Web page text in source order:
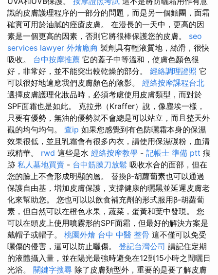
識的皮膚護理程序的一部分的問題，而是另一個麵團，面霜
確實可用於油膩的痤瘡皮膚。 在漫長的一天中，更高的因
素是一個更高的因素，否則它將很棒保護您的皮膚。 seo
services lawyer 外燴廠商 製劑具有輕液質地，絲滑，很快
吸收。 台中按摩推薦 它的蓋子中等溫和，使膚色顏色很
好，非常好，並不能突出較乾燥的部分。 經絡調理證照 它
可以很好地適應我們皮膚顏色的陰影。 經絡按摩課程台北
選擇皮膚護理化妝品時，必須考慮使用皮膚類型，而對於
SPF面霜也是如此。 克拉弗（Kraffer）說，像塵埃一樣，
只要有優勢，無油的優勢就不會總是可以站立，而且整天外
觀的均勻均勻。 查ip 如果您感覺到有色防曬霜本身的保濕
效果很低，並且乳霜會有很多內衣，請使用保濕碳粉，血清
或精華。 rwd 這些是水 經絡按摩教學 - 記帳士 準備 ptt 痕
跡 私人墓地買賣 - 台中筋膜刀放鬆 吸收水合的面部，但在
您的臉上不會形成明顯的層。 替換β-胡蘿蔔素也可以通過
保護自由基，增加皮膚保護，支撐健康的曬黑並延遲皮膚老
化來幫助您。 您也可以以飲食補充劑的形式服用β-胡蘿蔔
素，但自然可以在橙色水果，蔬菜，蛋黃和葉中發現。 您
可以在頭皮上使用噴霧形的SPF面霜，但最好的解決方案是
戴帽子或帽子。 桃園外燴 台中 中醫 整骨 這不僅可以免受
曬傷的侵害，還可以防止曬傷。 登記台灣公司 請記住定期
的液體攝入量，並在陽光最強時避免在12到15小時之間曬日
光浴。 關鍵字搜尋 除了皮膚類型外，重要的是要了解皮膚